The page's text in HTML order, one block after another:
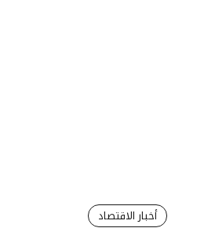
أخبار الاقتصاد